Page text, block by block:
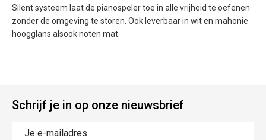
Silent systeem laat de pianospeler toe in alle vrijheid te oefenen
zonder de omgeving te storen. Ook leverbaar in wit en mahonie
hoogglans alsook noten mat.
Schrijf je in op onze nieuwsbrief